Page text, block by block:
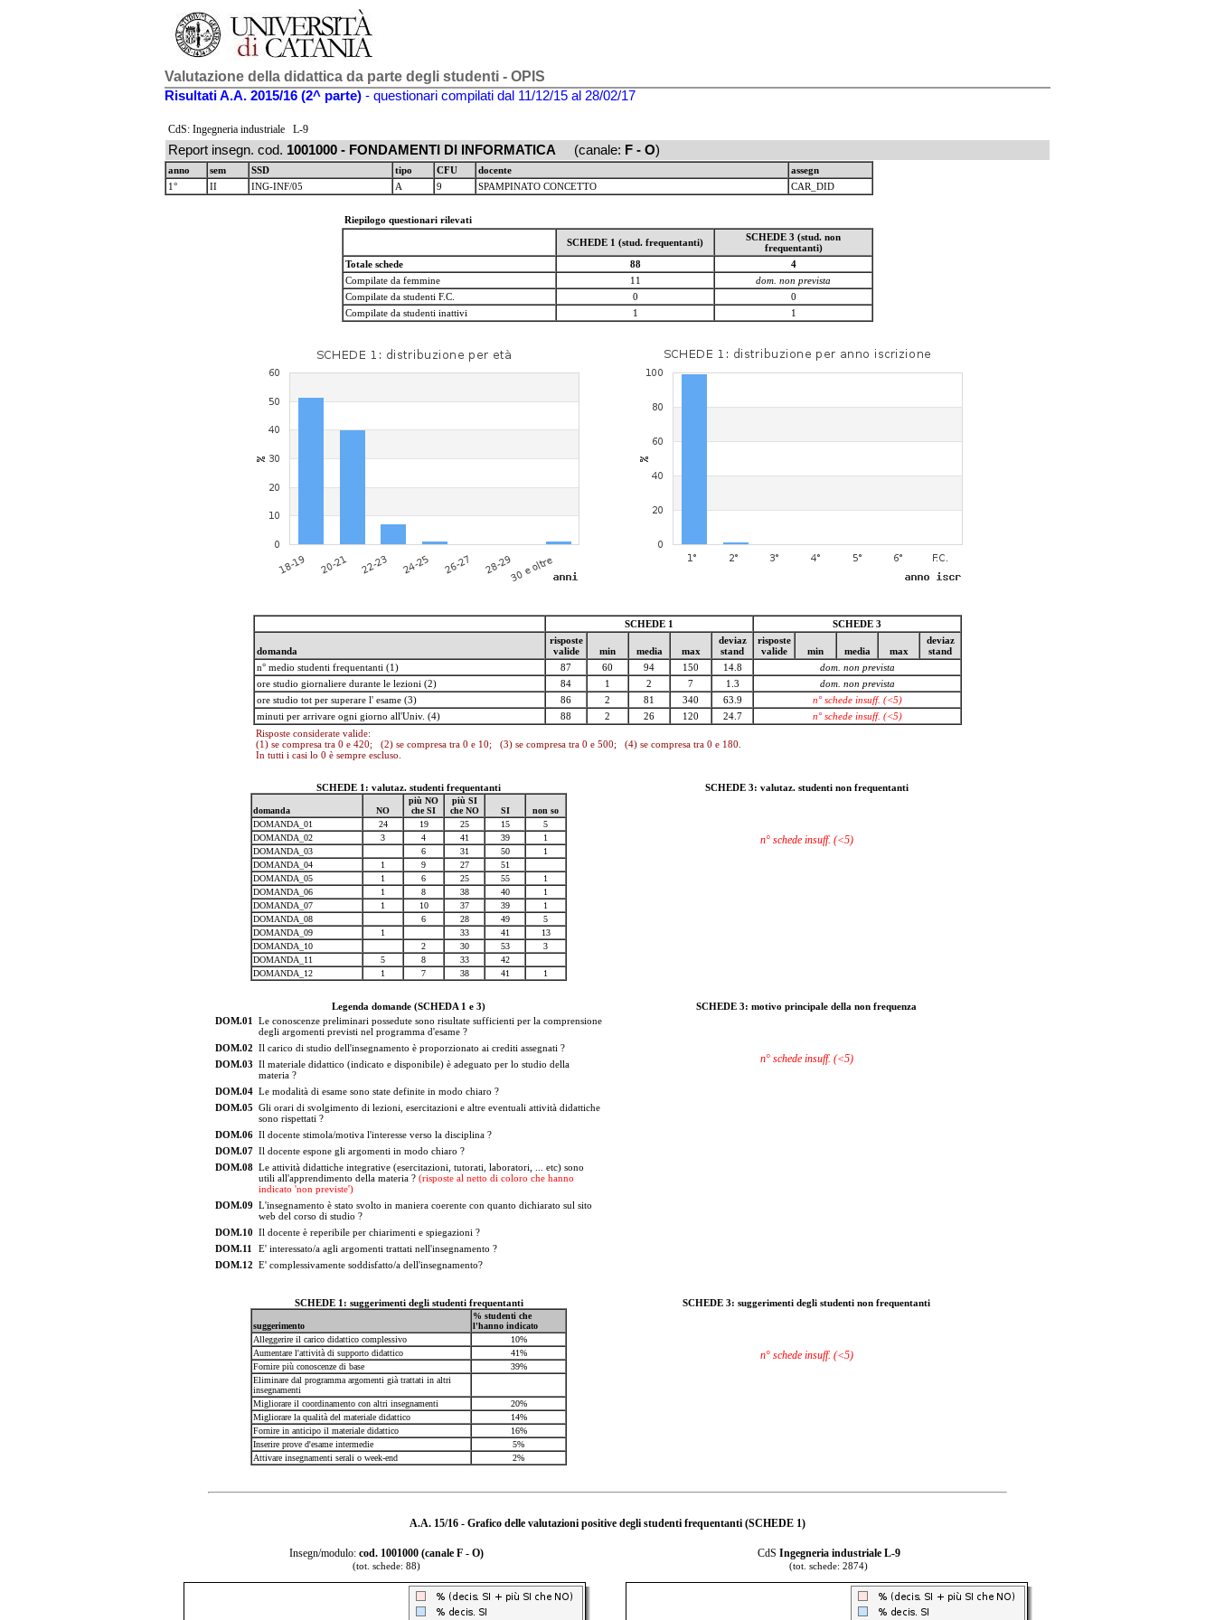
Valutazione della didattica da parte degli studenti - OPIS
Risultati A.A. 2015/16 (2^ parte) - questionari compilati dal 11/12/15 al 28/02/17
CdS: Ingegneria industriale L-9
Report insegn. cod. 1001000 - FONDAMENTI DI INFORMATICA (canale: F - O)
anno sem SSD tipo CFU docente
assegn
1°
II ING-INF/05 A 9 SPAMPINATO CONCETTO CAR_DID
Riepilogo questionari rilevati
SCHEDE 1 (stud. frequentanti)
SCHEDE 3 (stud. non
frequentanti)
Totale schede
88
4
Compilate da femmine
11
dom. non prevista
Compilate da studenti F.C.
0
0
Compilate da studenti inattivi
1 1
SCHEDE 1 SCHEDE 3
domanda
risposte
valide
min media max
deviaz
stand
risposte
valide
min media max
deviaz
stand
n° medio studenti frequentanti (1)
87 60 94 150 14.8
dom. non prevista
ore studio giornaliere durante le lezioni (2)
84 1 2 7 1.3
dom. non prevista
ore studio tot per superare l' esame (3)
86 2 81 340 63.9
n° schede insuff. (<5)
minuti per arrivare ogni giorno all'Univ. (4)
88 2 26 120 24.7
n° schede insuff. (<5)
Risposte considerate valide:
(1) se compresa tra 0 e 420; (2) se compresa tra 0 e 10; (3) se compresa tra 0 e 500; (4) se compresa tra 0 e 180.
In tutti i casi lo 0 è sempre escluso.
SCHEDE 1: valutaz. studenti frequentanti
domanda NO
più NO
che SI
più SI
che NO
SI
non so
DOMANDA_01
24 19 25 15
5
DOMANDA_02
3 4 41 39
1
DOMANDA_03
6 31 50
1
DOMANDA_04
1 9 27
51
DOMANDA_05
1 6 25 55
1
DOMANDA_06
1 8 38 40
1
DOMANDA_07
1 10 37 39
1
DOMANDA_08
6 28 49
5
DOMANDA_09
1 33 41
13
DOMANDA_10
2 30 53
3
DOMANDA_11
5 8 33
42
DOMANDA_12
1 7 38 41 1
SCHEDE 3: valutaz. studenti non frequentanti
n° schede insuff. (<5)
Legenda domande (SCHEDA 1 e 3)
DOM.01
Le conoscenze preliminari possedute sono risultate sufficienti per la comprensione
degli argomenti previsti nel programma d'esame ?
DOM.02 Il carico di studio dell'insegnamento è proporzionato ai crediti assegnati ?
DOM.03 Il materiale didattico (indicato e disponibile) è adeguato per lo studio della
materia ?
DOM.04 Le modalità di esame sono state definite in modo chiaro ?
DOM.05 Gli orari di svolgimento di lezioni, esercitazioni e altre eventuali attività didattiche
sono rispettati ?
DOM.06 Il docente stimola/motiva l'interesse verso la disciplina ?
DOM.07 Il docente espone gli argomenti in modo chiaro ?
DOM.08 Le attività didattiche integrative (esercitazioni, tutorati, laboratori, ... etc) sono
utili all'apprendimento della materia ? (risposte al netto di coloro che hanno
indicato 'non previste')
DOM.09 L'insegnamento è stato svolto in maniera coerente con quanto dichiarato sul sito
web del corso di studio ?
DOM.10 Il docente è reperibile per chiarimenti e spiegazioni ?
DOM.11
E' interessato/a agli argomenti trattati nell'insegnamento ?
DOM.12 E' complessivamente soddisfatto/a dell'insegnamento?
SCHEDE 3: motivo principale della non frequenza
n° schede insuff. (<5)
SCHEDE 1: suggerimenti degli studenti frequentanti
suggerimento
% studenti che
l'hanno indicato
Alleggerire il carico didattico complessivo
10%
Aumentare l'attività di supporto didattico
41%
Fornire più conoscenze di base
39%
Eliminare dal programma argomenti già trattati in altri
insegnamenti
Migliorare il coordinamento con altri insegnamenti
20%
Migliorare la qualità del materiale didattico
14%
Fornire in anticipo il materiale didattico
16%
Inserire prove d'esame intermedie
5%
Attivare insegnamenti serali o week-end
2%
SCHEDE 3: suggerimenti degli studenti non frequentanti
n° schede insuff. (<5)
A.A. 15/16 - Grafico delle valutazioni positive degli studenti frequentanti (SCHEDE 1)
Insegn/modulo: cod. 1001000 (canale F - O)
(tot. schede: 88)
CdS Ingegneria industriale L-9
(tot. schede: 2874)